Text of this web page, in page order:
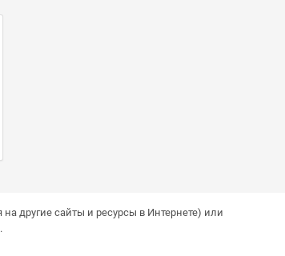
другие сайты и ресурсы в Интернете) или